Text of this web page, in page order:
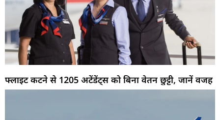
फ्लाइट कटने से 1205 अटेंडेंट्स को बिना वेतन छुट्टी, जानें वजह